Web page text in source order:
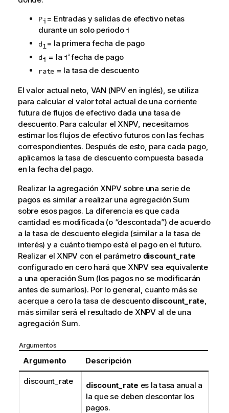
Pi = Entradas y salidas de efectivo netas
durante un solo periodo i
d1= la primera fecha de pago
di = la i ªfecha de pago
rate = la tasa de descuento
El valor actual neto, VAN (NPV en inglés), se utiliza
para calcular el valor total actual de una corriente
futura de flujos de efectivo dada una tasa de
descuento. Para calcular el XNPV, necesitamos
estimar los flujos de efectivo futuros con las fechas
correspondientes. Después de esto, para cada pago,
aplicamos la tasa de descuento compuesta basada
en la fecha del pago.
Realizar la agregación XNPV sobre una serie de
pagos es similar a realizar una agregación Sum
sobre esos pagos. La diferencia es que cada
cantidad es modificada (o “descontada”) de acuerdo
a la tasa de descuento elegida (similar a la tasa de
interés) y a cuánto tiempo está el pago en el futuro.
Realizar el XNPV con el parámetro discount_rate
configurado en cero hará que XNPV sea equivalente
a una operación Sum (los pagos no se modificarán
antes de sumarlos). Por lo general, cuanto más se
acerque a cero la tasa de descuento discount_rate
más similar será el resultado de XNPV al de una
agregación Sum.
Argumentos
Argumento Descripción
discount_rate discount_rate es la tasa anual a
la que se deben descontar los
pagos.